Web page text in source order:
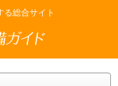
る総合サイト